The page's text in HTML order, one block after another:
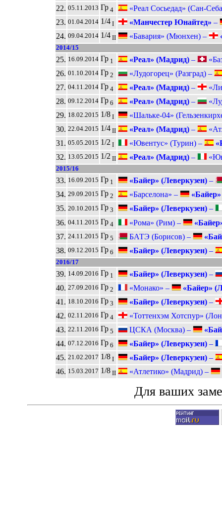
22. 05.11.2013 Гр4
«Реал Сосьедад» (Сан-
23. 01.04.2014 1/4I «Манчестер Юнайтед» –
24. 09.04.2014 1/4II «Бавария» (Мюнхен) –
2014/15
25. 16.09.2014 Гр1 «Реал» (Мадрид)–
26. 01.10.2014 Гр2
«Лудогорец» (Разград) –
27. 04.11.2014 Гр4 «Реал» (Мадрид)–
28. 09.12.2014 Гр6 «Реал» (Мадрид)–
29. 18.02.2015 1/8I
«Шальке-04»
30. 22.04.2015 1/4II «Реал» (Мадрид)–
31. 05.05.2015 1/2I «Ювентус» (Турин) –
32. 13.05.2015 1/2II «Реал» (Мадрид)–
2015/16
33. 16.09.2015 Гр1 «Байер» (Леверкузен)–
34. 29.09.2015 Гр2 «Барселона» –
«Байер»
35. 20.10.2015 Гр3 «Байер» (Леверкузен)–
36. 04.11.2015 Гр4 «Рома» (Рим) –
37. 24.11.2015 Гр5 БАТЭ (Борисов) –
38. 09.12.2015 Гр6 «Байер» (Леверкузен)–
2016/17
39. 14.09.2016 Гр1 «Байер» (Леверкузен)–
40. 27.09.2016 Гр2 «Монако» –
«Байер»
41. 18.10.2016 Гр3 «Байер» (Леверкузен)–
42. 02.11.2016 Гр4
«Тоттенхэм Хотспур»
43. 22.11.2016 Гр5 ЦСКА (Москва) –
44. 07.12.2016 Гр6 «Байер» (Леверкузен)–
45. 21.02.2017 1/8I «Байер» (Леверкузен)–
46. 15.03.2017 1/8II «Атлетико» (Мадрид) –
Для ваших